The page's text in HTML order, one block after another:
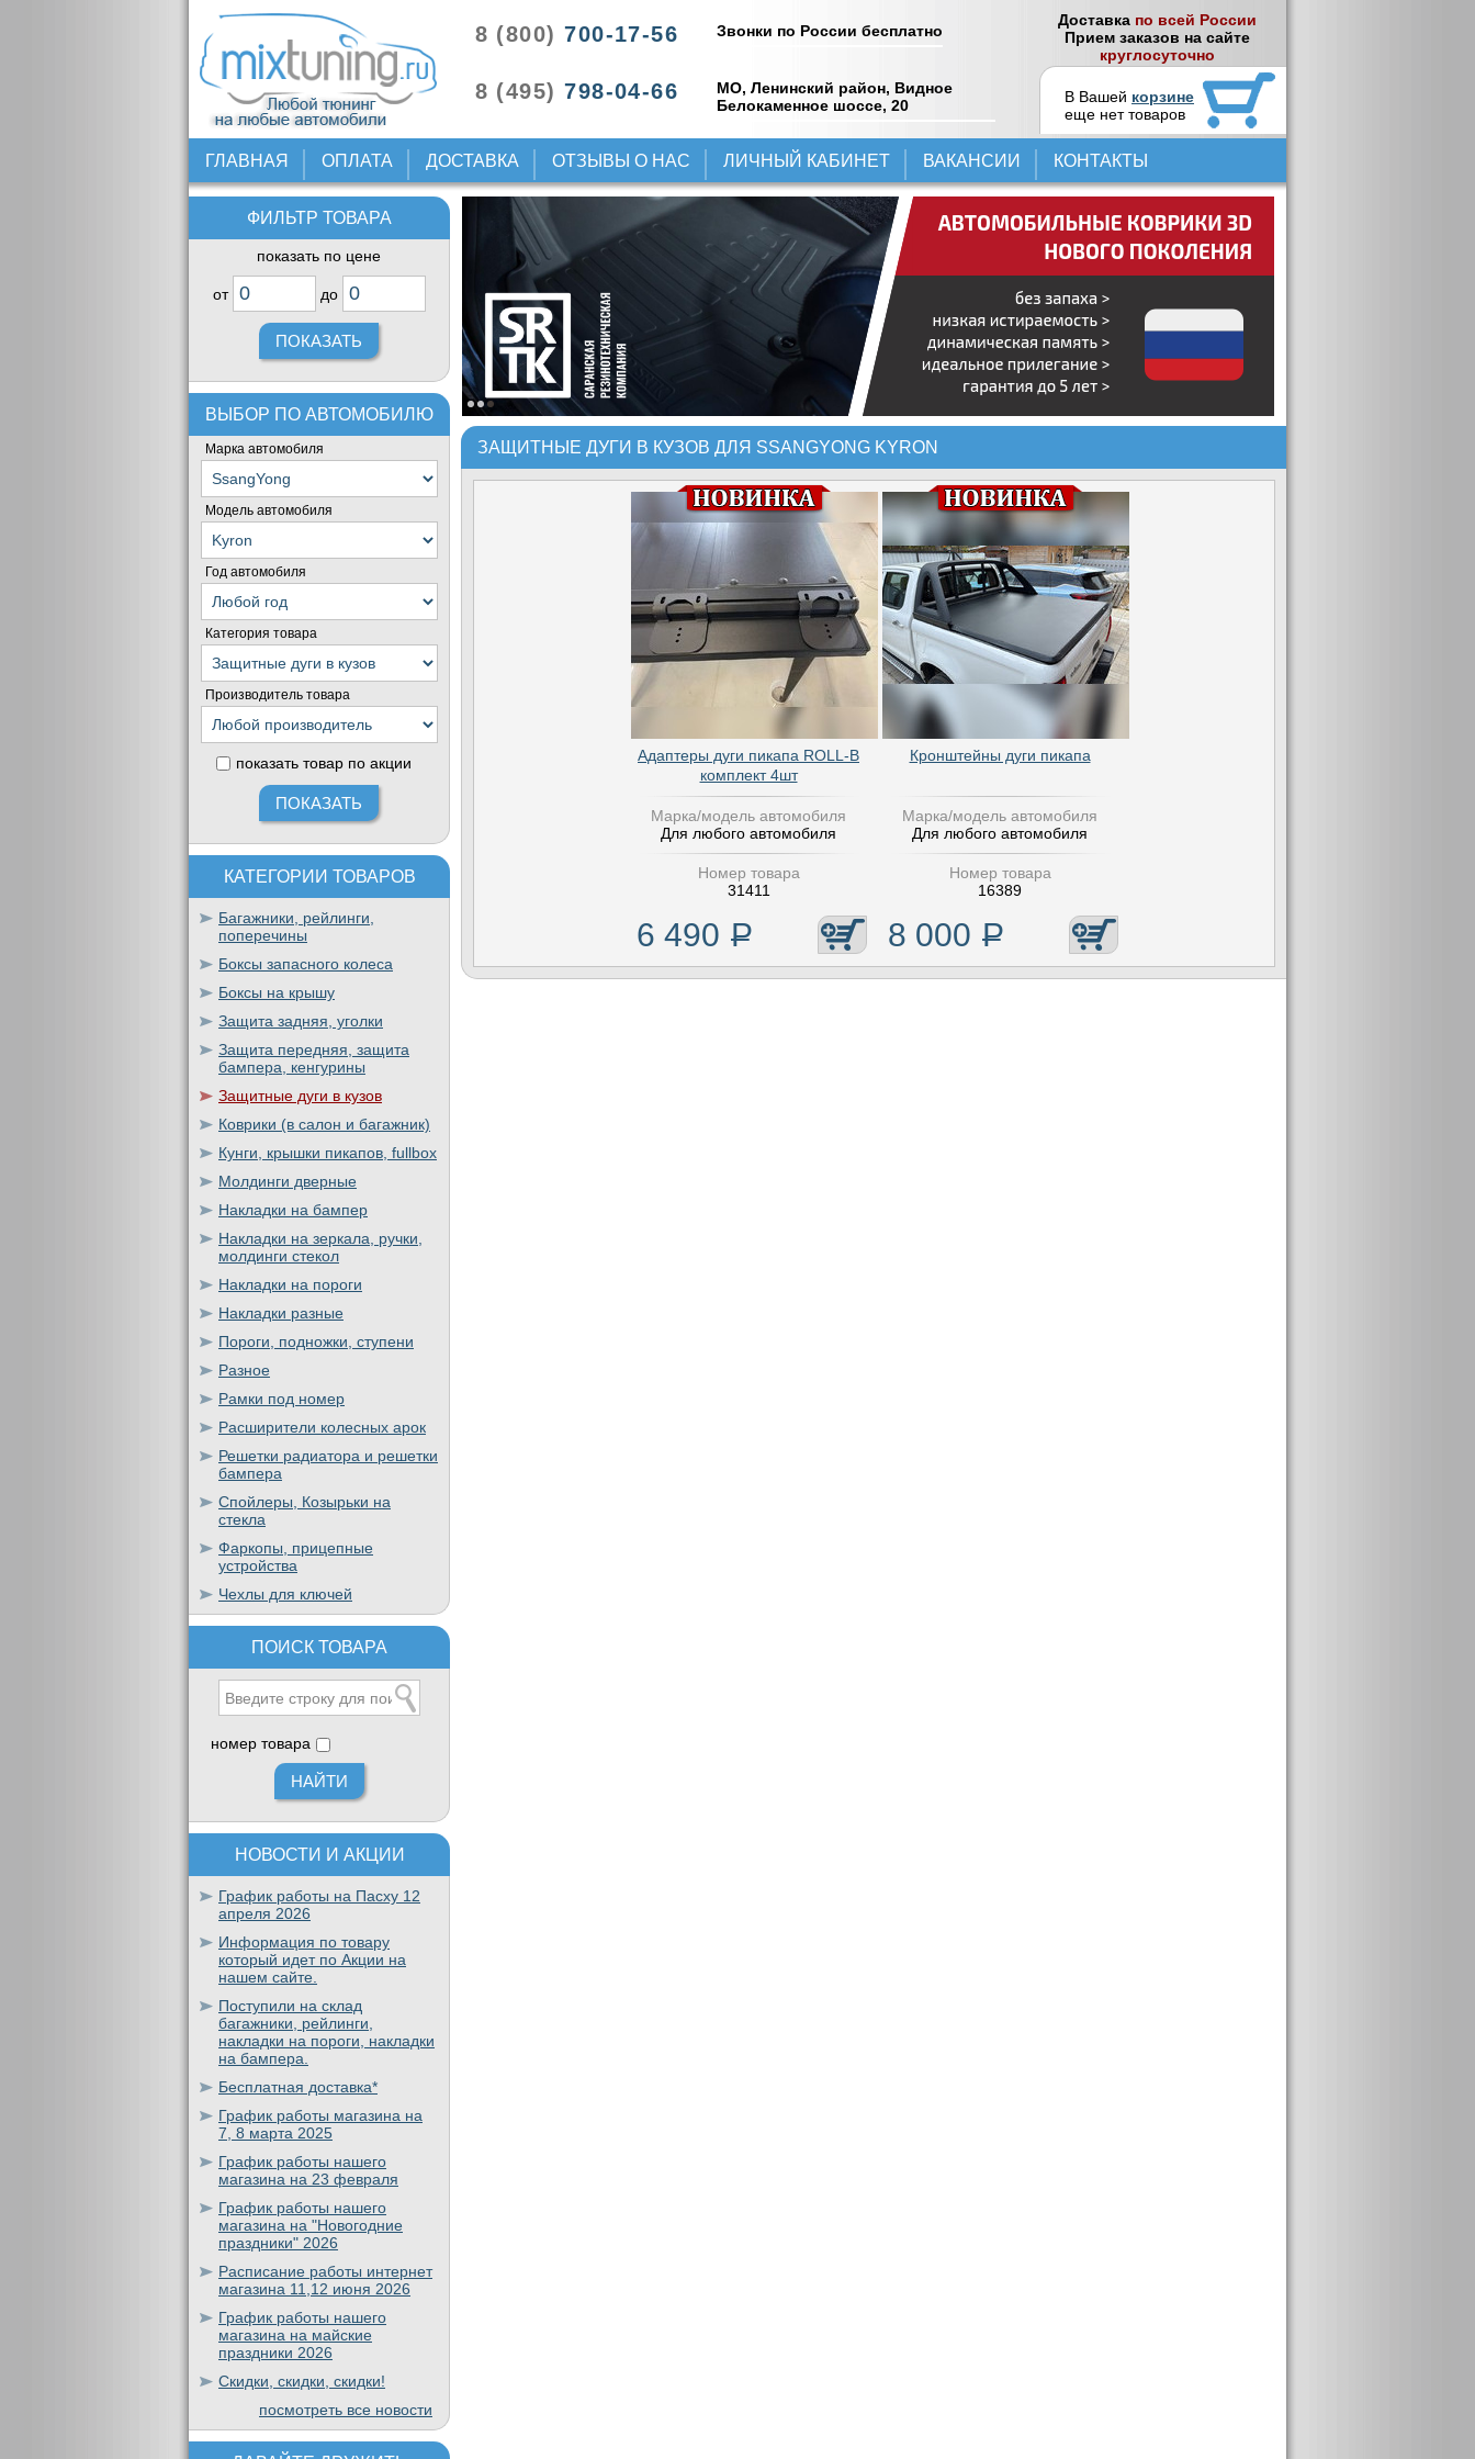
8 (800) 700-17-56
8 (495) 798-04-66
Звонки по России бесплатно
МО, Ленинский район, Видное
Белокаменное шоссе, 20
Доставка по всей России
Прием заказов на сайте
круглосуточно
В Вашей корзине
еще нет товаров
ГЛАВНАЯ ОПЛАТА ДОСТАВКА ОТЗЫВЫ О НАС ЛИЧНЫЙ КАБИНЕТ ВАКАНСИИ КОНТАКТЫ
ФИЛЬТР ТОВАРА
показать по цене
от до
ВЫБОР ПО АВТОМОБИЛЮ
Марка автомобиля
Модель автомобиля
Год автомобиля
Категория товара
Производитель товара
показать товар по акции
КАТЕГОРИИ ТОВАРОВ
Багажники, рейлинги,
поперечины
Боксы запасного колеса
Боксы на крышу
Защита задняя, уголки
Защита передняя, защита
бампера, кенгурины
Защитные дуги в кузов
Коврики (в салон и багажник)
Кунги, крышки пикапов, fullbox
Молдинги дверные
Накладки на бампер
Накладки на зеркала, ручки,
молдинги стекол
Накладки на пороги
Накладки разные
Пороги, подножки, ступени
Разное
Рамки под номер
Расширители колесных арок
Решетки радиатора и решетки
бампера
Спойлеры, Козырьки на
стекла
Фаркопы, прицепные
устройства
Чехлы для ключей
ПОИСК ТОВАРА
номер товара
НОВОСТИ И АКЦИИ
График работы на Пасху 12
апреля 2026
Информация по товару
который идет по Акции на
нашем сайте.
Поступили на склад
багажники, рейлинги,
накладки на пороги, накладки
на бампера.
Бесплатная доставка*
График работы магазина на
7, 8 марта 2025
График работы нашего
магазина на 23 февраля
График работы нашего
магазина на "Новогодние
праздники" 2026
Расписание работы интернет
магазина 11,12 июня 2026
График работы нашего
магазина на майские
праздники 2026
Скидки, скидки, скидки!
посмотреть все новости
ЗАЩИТНЫЕ ДУГИ В КУЗОВ ДЛЯ SSANGYONG KYRON
Адаптеры дуги пикапа ROLL-B
комплект 4шт
Марка/модель автомобиля
Для любого автомобиля
Номер товара
31411
6 490 Р
Кронштейны дуги пикапа
Марка/модель автомобиля
Для любого автомобиля
Номер товара
16389
8 000 Р